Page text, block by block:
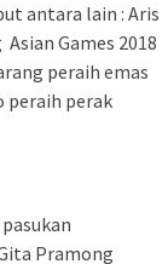
antara lain : Aris
Games 2018
peraih emas
peraih perak
Pramong